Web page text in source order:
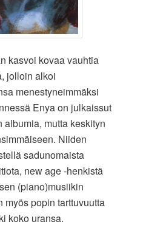
kasvoi kovaa vauhtia
jolloin alkoi
menestyneimmäksi
Enya on julkaissut
mutta keskityn
Niiden
sadunomaista
new age -henkistä
(piano)musiikin
popin tarttuvuutta
koko uransa.